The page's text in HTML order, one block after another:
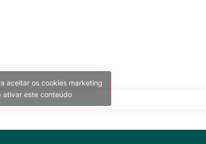
aceitar os cookies marketing
ativar este conteúdo